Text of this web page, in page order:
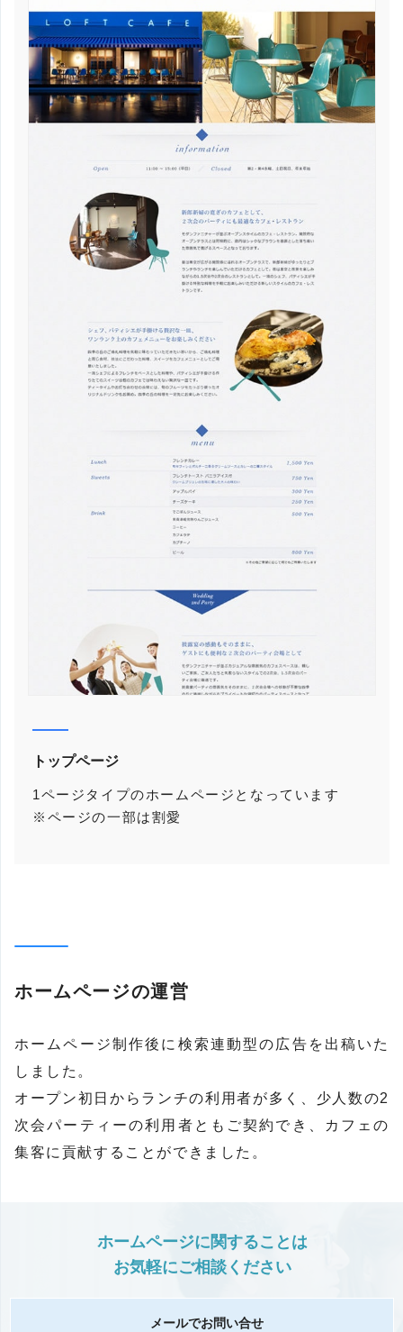
トップページ
1ページタイプのホームページとなっています
※ページの一部は割愛
ホームページの運営
ホームページ制作後に検索連動型の広告を出稿いた
しました。
オープン初日からランチの利用者が多く、少人数の2
次会パーティーの利用者ともご契約でき、カフェの
集客に貢献することができました。
ホームページに関することは
お気軽にご相談ください
メールでお問い合せ